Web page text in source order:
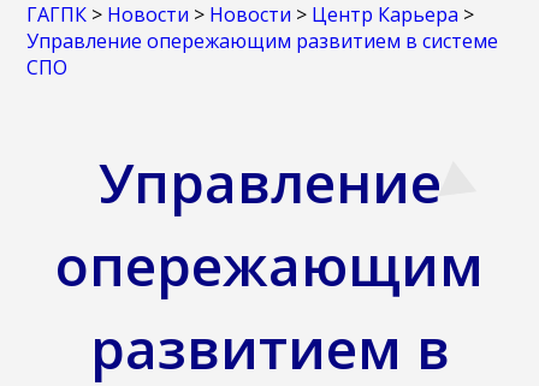
ГАГПК > Новости > Новости > Центр Карьера >
Управление опережающим развитием в системе
СПО
Управление
опережающим
развитием в